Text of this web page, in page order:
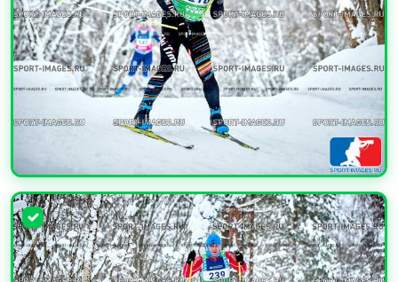
УВЕЛИЧИТЬ